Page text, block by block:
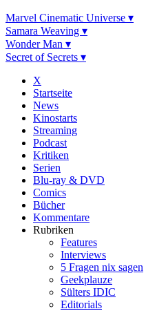
Marvel Cinematic Universe ▾
Samara Weaving ▾
Wonder Man ▾
Secret of Secrets ▾
X
Startseite
News
Kinostarts
Streaming
Podcast
Kritiken
Serien
Blu-ray & DVD
Comics
Bücher
Kommentare
Rubriken
Features
Interviews
5 Fragen nix sagen
Geekplauze
Sülters IDIC
Editorials